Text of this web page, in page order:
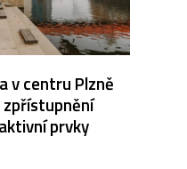
v centru Plzně
zpřístupnění
prvky